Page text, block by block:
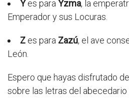
Yes para Yzma, la
Emperador y sus Locuras.
Z es para Zazú, el ave
León.
Espero que hayas disfrutado
sobre las letras del abecedario